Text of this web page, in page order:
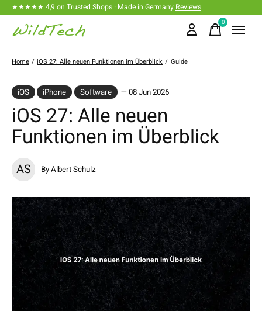
★★★★★ 4,9 on Trusted Shops · Made in Germany Reviews
0items
Home / iOS 27: Alle neuen Funktionen im Überblick / Guide
iOS iPhone Software — 08 Jun 2026
iOS 27: Alle neuen
Funktionen im Überblick
AS By Albert Schulz